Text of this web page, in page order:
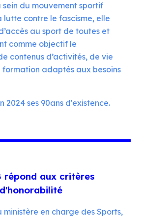
sein du mouvement sportif
lutte contre le fascisme, elle
au sport de toutes et
comme objectif le
contenus d’activités, de vie
adaptés aux besoins
2024ses 90ans d'existence.
répond aux critères
d'honorabilité
ministère en charge des Sports,